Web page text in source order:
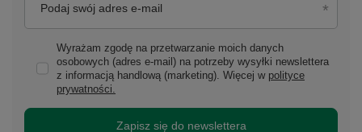
Podaj swój adres e-mail
Wyrażam zgodę na przetwarzanie moich danych
osobowych (adres e-mail) na potrzeby wysyłki newslettera
z informacją handlową (marketing). Więcej w polityce
prywatności.
Zapisz się do newslettera